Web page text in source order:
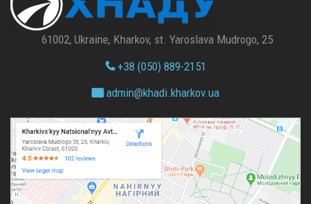
61002, Ukraine, Kharkov, st. Yaroslava Mudrogo, 25
+38 (050) 889-2151
admin@khadi.kharkov.ua